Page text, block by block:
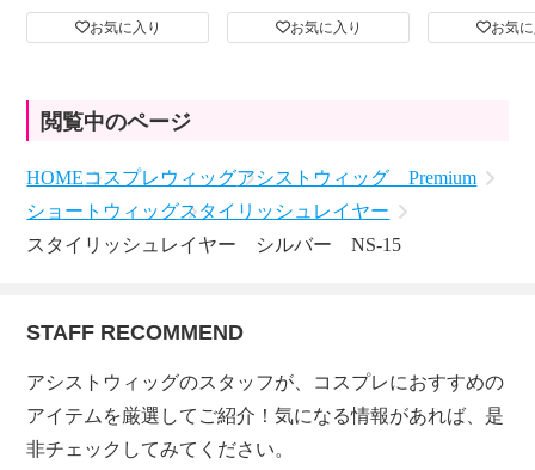
お気に入り お気に入り お気
閲覧中のページ
HOMEコスプレウィッグアシストウィッグ Premium
ショートウィッグスタイリッシュレイヤー
スタイリッシュレイヤー シルバー NS-15
STAFF RECOMMEND
アシストウィッグのスタッフが、コスプレにおすすめの
アイテムを厳選してご紹介！気になる情報があれば、是
非チェックしてみてください。